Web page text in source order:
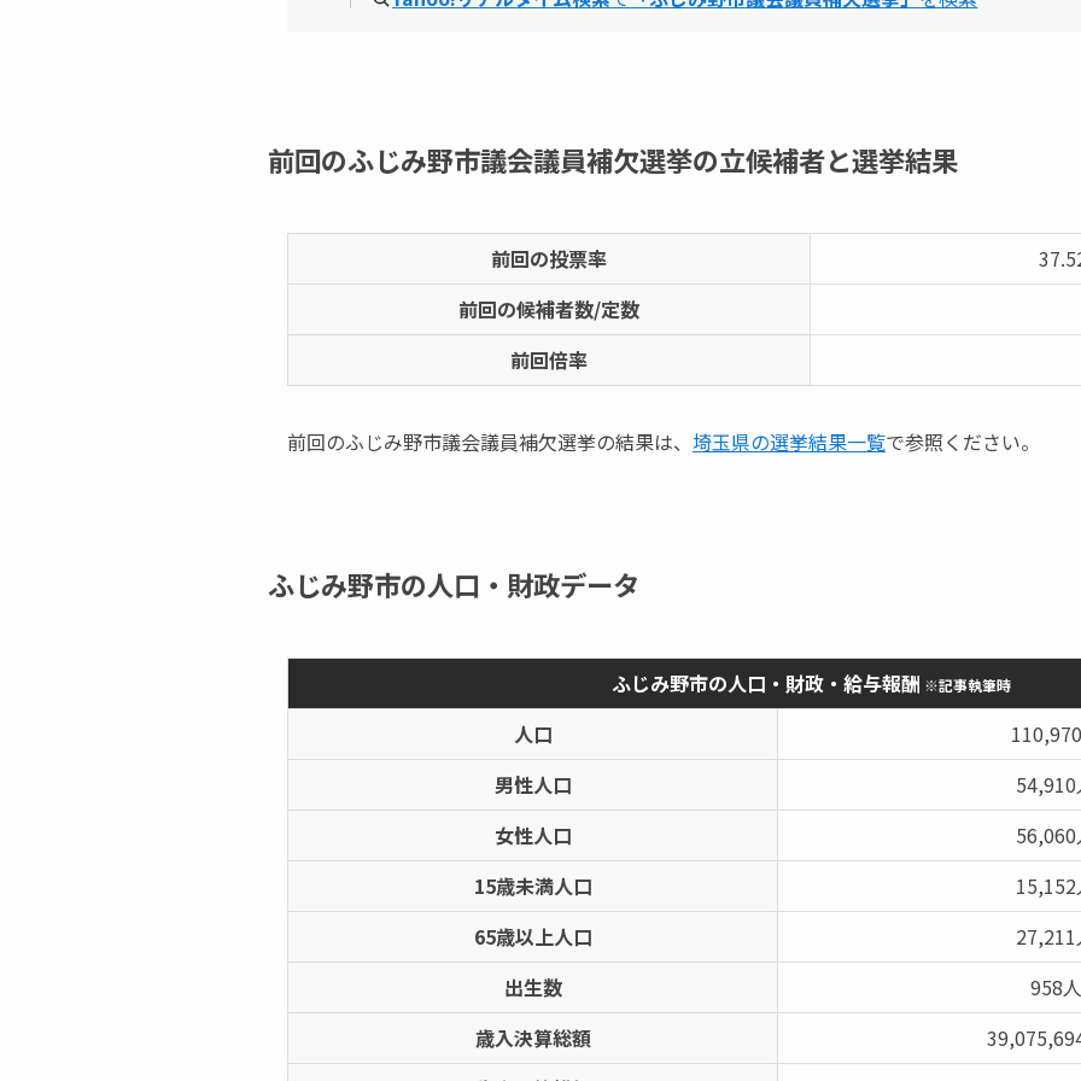
前回のふじみ野市議会議員補欠選挙の立候補者と選挙結果
前回の投票率
前回の候補者数/定数
前回倍率
前回のふじみ野市議会議員補欠選挙の結果は、 埼玉県の選挙結果一覧で参照ください。
ふじみ野市の人口・財政データ
ふじみ野市の人口・財政・給与報酬 ※記事執筆時
人口
男性人口
女性人口
15歳未満人口
65歳以上人口
出生数
958人
歳入決算総額